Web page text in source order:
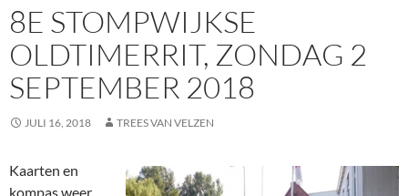
8E STOMPWIJKSE
OLDTIMERRIT, ZONDAG 2
SEPTEMBER 2018
JULI 16, 2018 TREES VAN VELZEN
Kaarten en
kompas weer